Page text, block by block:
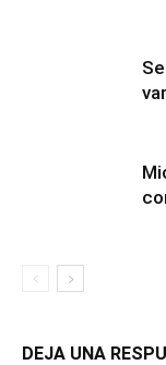
DEJA UNA